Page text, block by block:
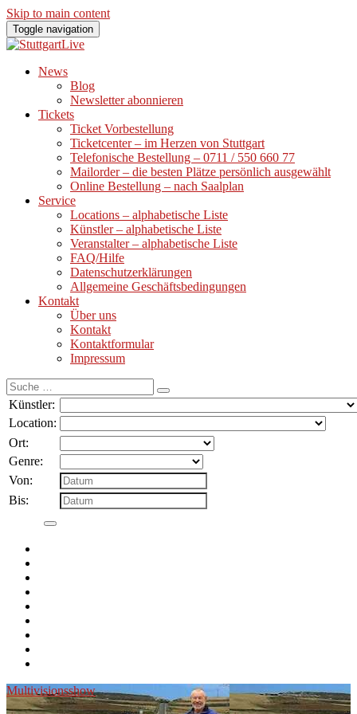
Skip to main content
Toggle navigation
News
Blog
Newsletter abonnieren
Tickets
Ticket Vorbestellung
Ticketcenter – im Herzen von Stuttgart
Telefonische Bestellung – 0711 / 550 660 77
Mailorder – die besten Plätze persönlich ausgewählt
Online Bestellung – nach Saalplan
Service
Locations – alphabetische Liste
Künstler – alphabetische Liste
Veranstalter – alphabetische Liste
FAQ/Hilfe
Datenschutzerklärungen
Allgemeine Geschäftsbedingungen
Kontakt
Über uns
Kontakt
Kontaktformular
Impressum
Suche
nach:
Künstler:
Location:
Ort:
Genre:
Von:
Bis:
Multivisionsshow